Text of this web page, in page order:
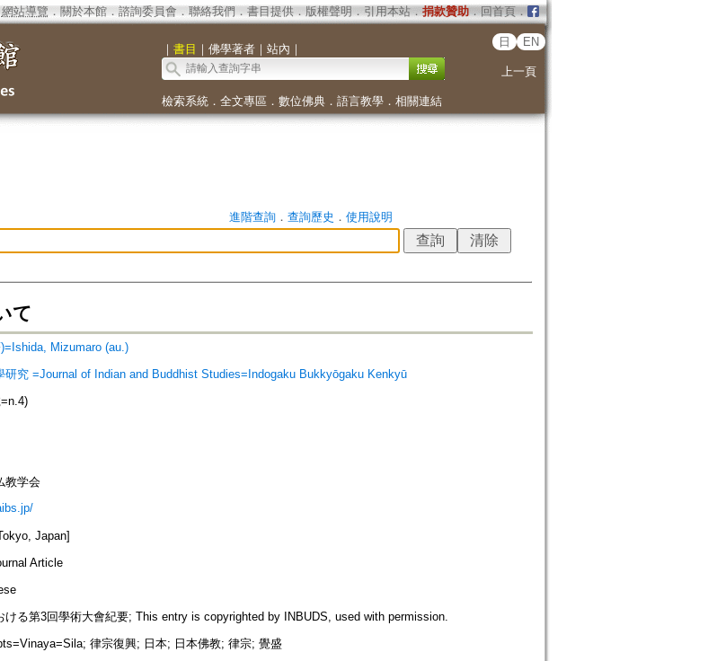
網站導覽 ． 關於本館． 諮詢委員會． 聯絡我們 ． 書目提供． 版權聲明 ． 引用本站． 捐款贊助．回首頁．
｜ 書目 ｜ 佛學著者｜ 站內 ｜
日 EN
上一頁
檢索系統． 全文專區 ． 數位佛典． 語言教學． 相關連結
進階查詢． 查詢歷史 ． 使用說明
て
Mizumaro (au.)
研究 =Journal of Indian and Buddhist Studies=Indogaku Bukkyōgaku Kenkyū
教学会
Japan]
Article
ける第3回學術大會紀要; This entry is copyrighted by INBUDS, used with permission.
律宗復興; 日本; 日本佛教; 律宗; 覺盛